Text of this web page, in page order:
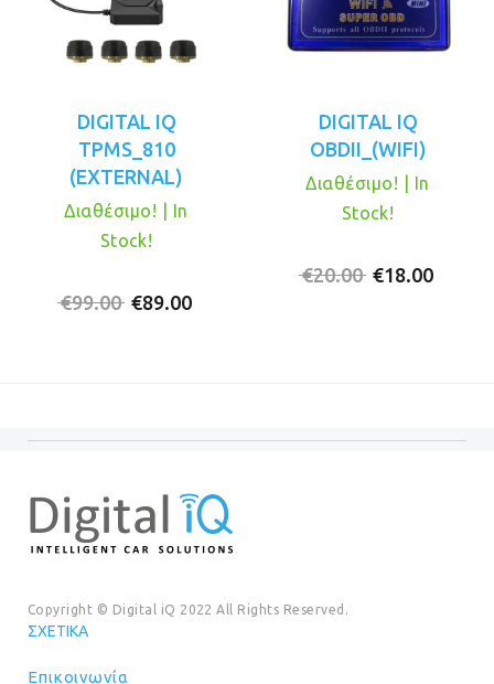
DIGITAL IQ
TPMS_810
(EXTERNAL)
€99.00 Original
€89.00
Διαθέσιμο! | In
Stock!
DIGITAL IQ
OBDII_(WIFI)
€20.00 Original
€18.00
Διαθέσιμο! | In
Stock!
Copyright © Digital iQ 2022 All Rights Reserved.
ΣΧΕΤΙΚΆ
Επικοινωνία